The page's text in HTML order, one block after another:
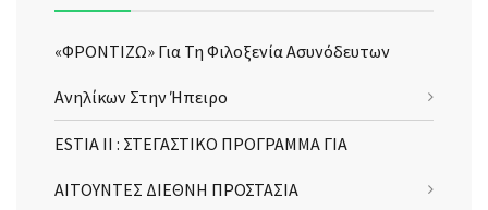
«ΦΡΟΝΤΙΖΩ» Για Τη Φιλοξενία Ασυνόδευτων
Ανηλίκων Στην Ήπειρο
ESTIA II : ΣΤΕΓΑΣΤΙΚΟ ΠΡΟΓΡΑΜΜΑ ΓΙΑ
ΑΙΤΟΥΝΤΕΣ ΔΙΕΘΝΗ ΠΡΟΣΤΑΣΙΑ